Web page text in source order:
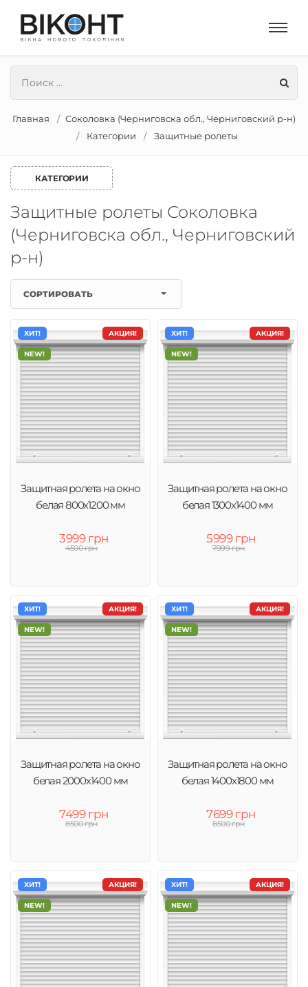
Главная
Соколовка (Черниговска обл., Черниговский р-н)
Категории
Защитные ролеты
КАТЕГОРИИ
Защитные ролеты Соколовка
(Черниговска обл., Черниговский
р-н)
СОРТИРОВАТЬ
АКЦИЯ!
ХИТ!
NEW!
Защитная ролета на окно
белая 800х1200 мм
3999 грн
4500 грн
АКЦИЯ!
ХИТ!
NEW!
Защитная ролета на окно
белая 1300х1400 мм
5999 грн
7999 грн
АКЦИЯ!
ХИТ!
NEW!
Защитная ролета на окно
белая 2000х1400 мм
7499 грн
8500 грн
АКЦИЯ!
ХИТ!
NEW!
Защитная ролета на окно
белая 1400х1800 мм
7699 грн
8500 грн
АКЦИЯ!
ХИТ!
NEW!
АКЦИЯ!
ХИТ!
NEW!